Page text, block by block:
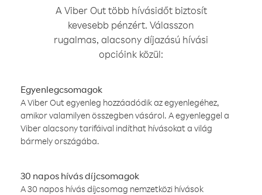
A Viber Out több hívásidőt biztosít
kevesebb pénzért. Válasszon
rugalmas, alacsony díjazású hívási
opcióink közül:
Egyenlegcsomagok
A Viber Out egyenleg hozzáadódik az egyenlegéhez,
amikor valamilyen összegben vásárol. A egyenleggel a
Viber alacsony tarifáival indíthat hívásokat a világ
bármely országába.
30 napos hívás díjcsomagok
A 30 napos hívás díjcsomag nemzetközi hívások